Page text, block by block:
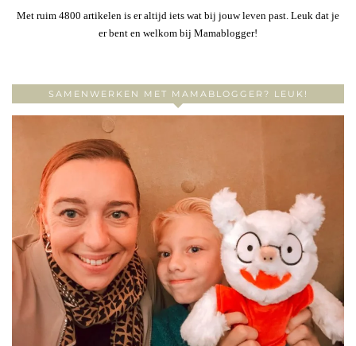
Met ruim 4800 artikelen is er altijd iets wat bij jouw leven past. Leuk dat je
er bent en welkom bij Mamablogger!
SAMENWERKEN MET MAMABLOGGER? LEUK!